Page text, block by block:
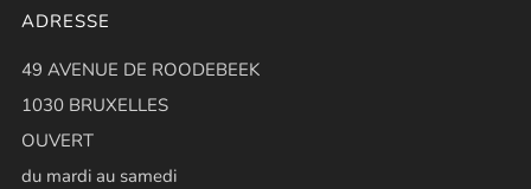
ADRESSE
49 AVENUE DE ROODEBEEK
1030 BRUXELLES
OUVERT
du mardi au samedi